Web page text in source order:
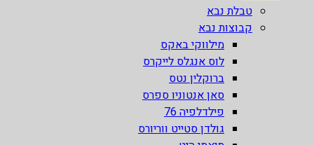
טבלת נבא
קבוצות נבא
מילווקי באקס
לוס אנגלס לייקרס
ברוקלין נטס
סאן אנטוניו ספרס
פילדלפיה 76
גולדן סטייט ווריורס